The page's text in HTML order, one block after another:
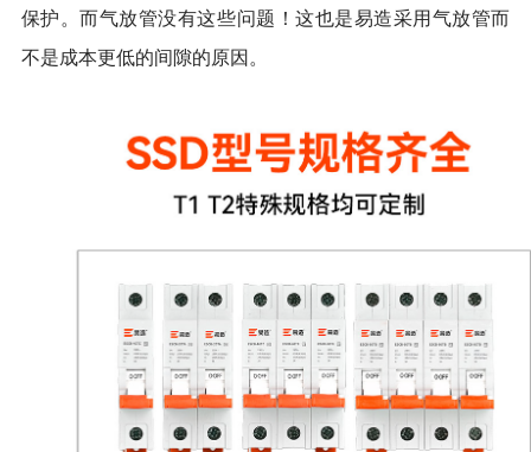
保护。而气放管没有这些问题！这也是易造采用气放管而
不是成本更低的间隙的原因。